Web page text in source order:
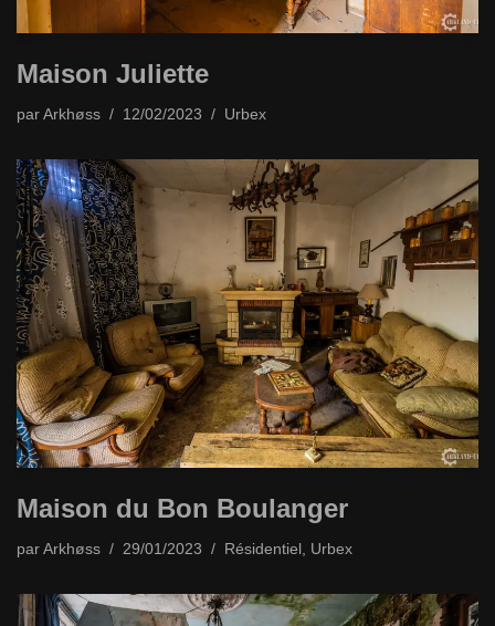
Maison Juliette
par Arkhøss 12/02/2023 Urbex
Maison du Bon Boulanger
par Arkhøss 29/01/2023 Résidentiel Urbex